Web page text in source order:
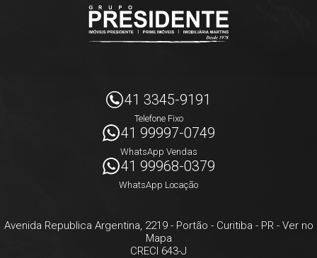
41 3345-9191
Telefone Fixo
41 99997-0749
WhatsApp Vendas
41 99968-0379
WhatsApp Locação
Avenida Republica Argentina, 2219- Portão - Curitiba - PR- Ver no
Mapa
CRECI 643-J